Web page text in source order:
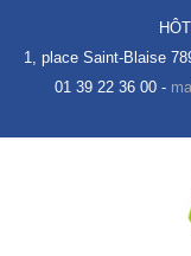
1, place Saint-Blaise
01 39 22 36 00 -